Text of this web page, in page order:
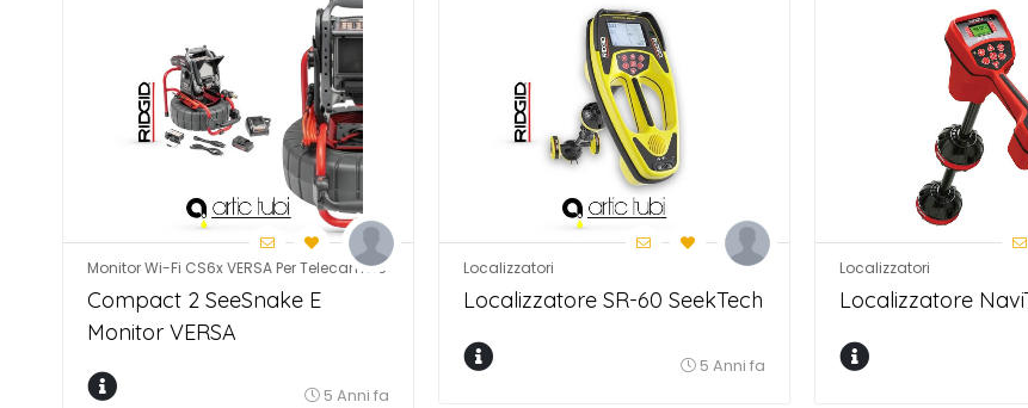
Monitor Wi-Fi CS6x VERSA Per Telecamere
Compact 2 SeeSnake E
Monitor VERSA
5 Anni fa
Localizzatori
Localizzatore SR-60 SeekTech
5 Anni fa
Localizzatori
Localizzatore